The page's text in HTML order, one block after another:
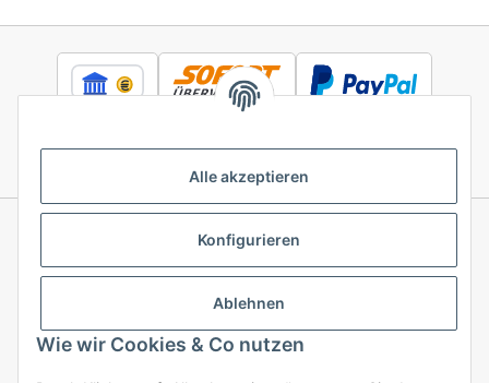
Alle akzeptieren
Konfigurieren
Ablehnen
Wie wir Cookies & Co nutzen
Informationen
Gesetzliche Informationen